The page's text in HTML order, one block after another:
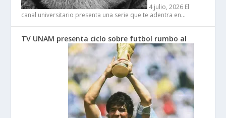
4 julio, 2026 El
canal universitario presenta una serie que te adentra en…
TV UNAM presenta ciclo sobre futbol rumbo al